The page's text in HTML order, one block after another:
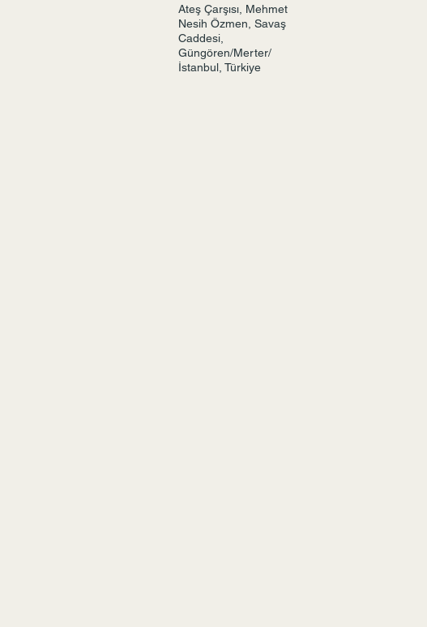
Ateş Çarşısı, Mehmet
Nesih Özmen, Savaş
Caddesi,
Güngören/Merter/
İstanbul, Türkiye